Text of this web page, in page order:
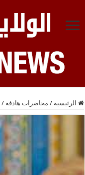
الرئيسية / محاضرات هادفة /